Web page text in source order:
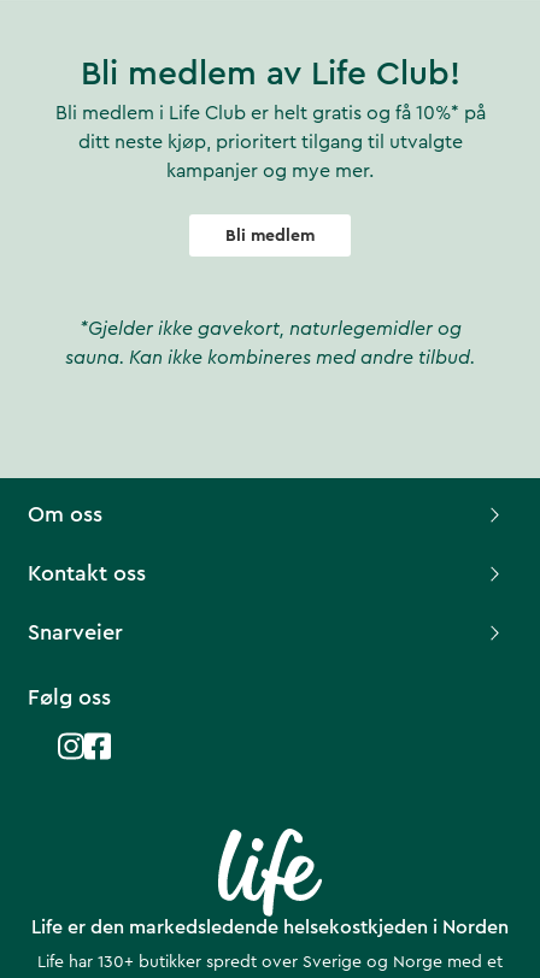
Bli medlem av Life Club!
Bli medlem i Life Club er helt gratis og få 10%* på
ditt neste kjøp, prioritert tilgang til utvalgte
kampanjer og mye mer.
Bli medlem
*Gjelder ikke gavekort, naturlegemidler og
sauna. Kan ikke kombineres med andre tilbud.
Life er den markedsledende helsekostkjeden i Norden
Life har 130+ butikker spredt over Sverige og Norge med et
Om oss
Kontakt oss
Snarveier
Følg oss